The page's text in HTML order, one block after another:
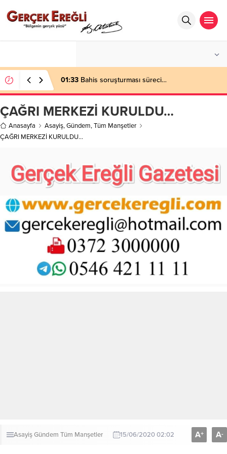
01:33 Bahis soruşturması süreci…
ÇAĞRI MERKEZİ KURULDU…
Anasayfa Asayiş,Gündem,Tüm Manşetler
ÇAĞRI MERKEZİ KURULDU…
AsayişGündem Tüm Manşetler 15/06/2020 02:02 A+ A-